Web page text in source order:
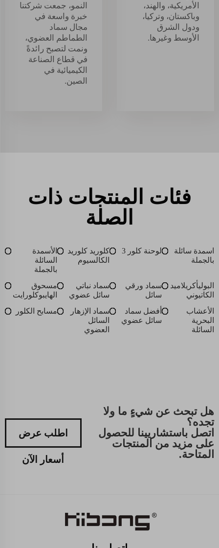
الأمريكية، والهند،
وباكستان، وتركيا،
ودول الشرق
الأوسط وغيرها.
النمو، جمعت شركتنا
خبرة واسعة في
مجال سماد
الطماطم العضوي،
ونمت لتصبح رائدةً
في قطاع الصناعة
الكيميائية في
الصين.
فئات المنتجات ذات
الصلة
اسمدة سائلة
بالجملة
لوحنة كلور 3
كلوريد كلوريد
الكالسيوم
الأسمدة
السائلة
بالجملة
البوليأكريلاميد
الكاتيوني
سماد ورقي
سائل
سماد نباتي
سائل عضوي
مسحوق
الهايبوكلورايت
الأعشاب
البحرية
السائلة
أفضل سماد
سائل عضوي
سماد الإزهار
السائل
العضوي
مسابح الكلور
هل تبحث عن شيءٍ ما ولا
تجده؟
اتصل باستشاريينا للحصول
على مزيد من المنتجات
المتاحة.
اطلب عرض
أسعار الآن